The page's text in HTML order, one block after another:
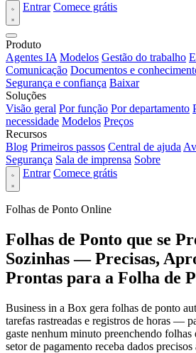
Entrar Comece grátis
Produto
Agentes IA Modelos Gestão do trabalho
Comunicação Documentos e
Segurança e confiança Baixar
Soluções
Visão geral Por função Por departamento
necessidade Modelos Preços
Recursos
Blog Primeiros passos Central de ajuda
Segurança Sala de imprensa Sobre
Entrar Comece grátis
Folhas de Ponto Online
Folhas de Ponto que se
Sozinhas — Precisas,
Prontas para a Folha de
Business in a Box gera folhas de ponto
tarefas rastreadas e registros de horas —
gaste nenhum minuto preenchendo
setor de pagamento receba dados